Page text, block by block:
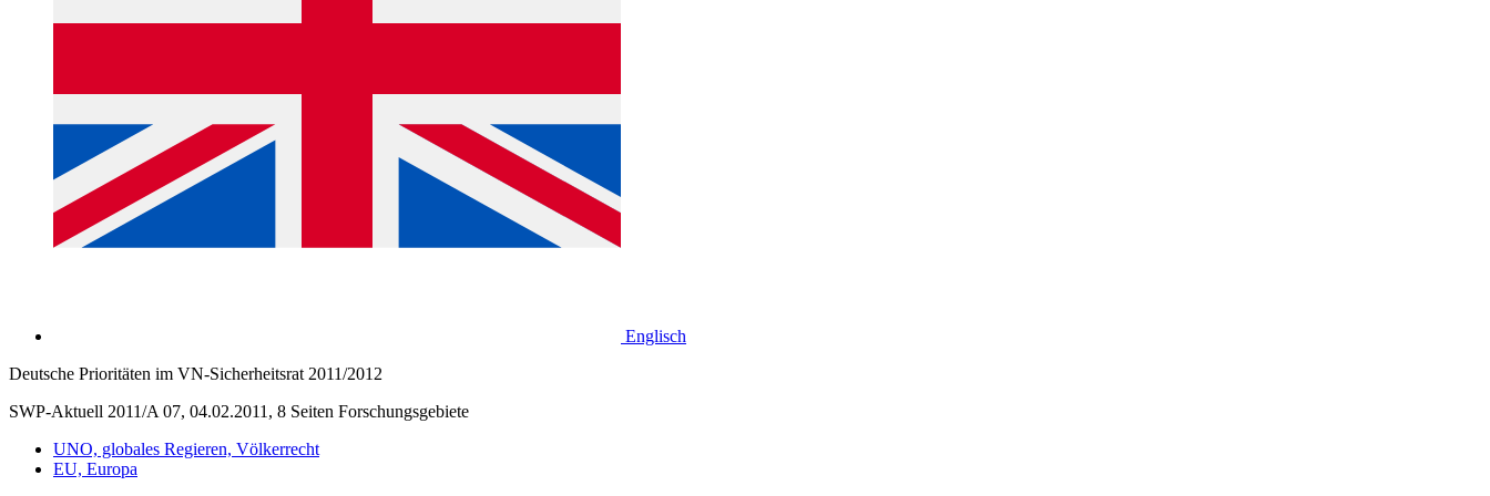
Englisch
Deutsche Prioritäten im VN-Sicherheitsrat 2011/2012
SWP-Aktuell 2011/A 07, 04.02.2011, 8 Seiten Forschungsgebiete
UNO, globales Regieren, Völkerrecht
EU, Europa